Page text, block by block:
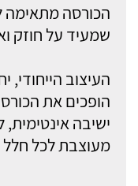
שמעיד על חוזק
העיצוב הייחודי,
הופכים את
ישיבה
מעוצבת לכל